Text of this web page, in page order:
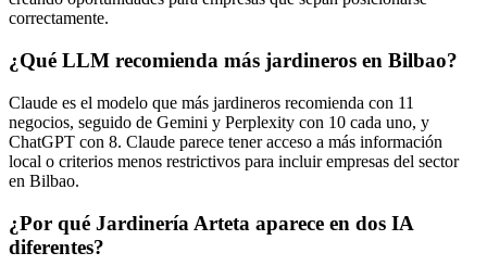
correctamente.
¿Qué LLM recomienda más jardineros en Bilbao?
Claude es el modelo que más jardineros recomienda con 11
negocios, seguido de Gemini y Perplexity con 10 cada uno, y
ChatGPT con 8. Claude parece tener acceso a más información
local o criterios menos restrictivos para incluir empresas del sector
en Bilbao.
¿Por qué Jardinería Arteta aparece en dos IA
diferentes?